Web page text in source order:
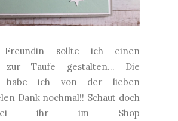
sollte ich einen
zur Taufe gestalten... Die
habe ich von der lieben
Dank nochmal!! Schaut doch
ihr im Shop